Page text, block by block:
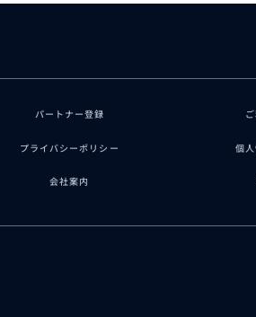
パートナー登録
プライバシーポリシー 個
会社案内